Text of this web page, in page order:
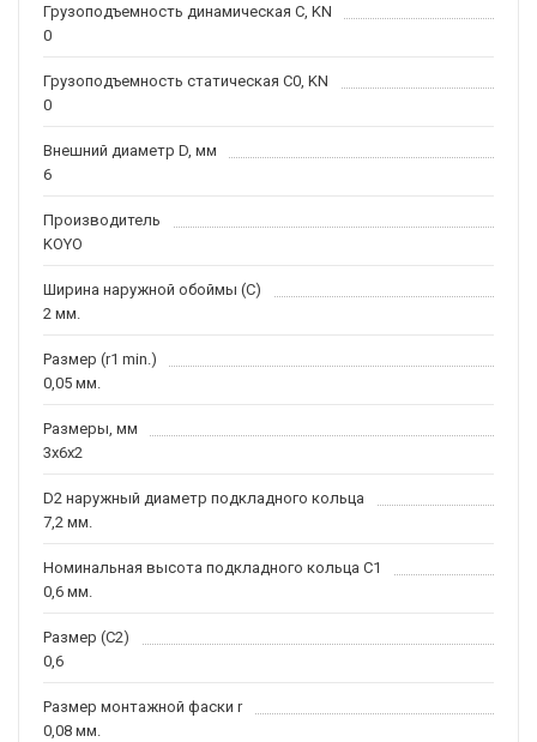
Грузоподъемность динамическая C, KN
0
Грузоподъемность статическая C0, KN
0
Внешний диаметр D, мм
6
Производитель
KOYO
Ширина наружной обоймы (C)
2 мм.
Размер (r1 min.)
0,05 мм.
Размеры, мм
3x6x2
D2 наружный диаметр подкладного кольца
7,2 мм.
Номинальная высота подкладного кольца C1
0,6 мм.
Размер (C2)
0,6
Размер монтажной фаски r
0,08 мм.